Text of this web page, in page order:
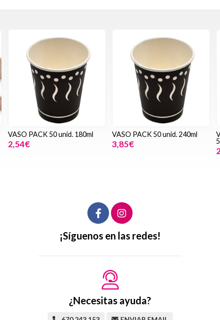
PACK 50 unid. 180ml VASO PACK 50 unid. 240ml
3,85€
50
¡Síguenos en las redes!
¿Necesitas ayuda?